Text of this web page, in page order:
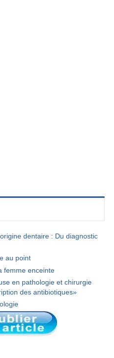
dentaire : Du diagnostic
au point
femme enceinte
en pathologie et chirurgie
des antibiotiques»